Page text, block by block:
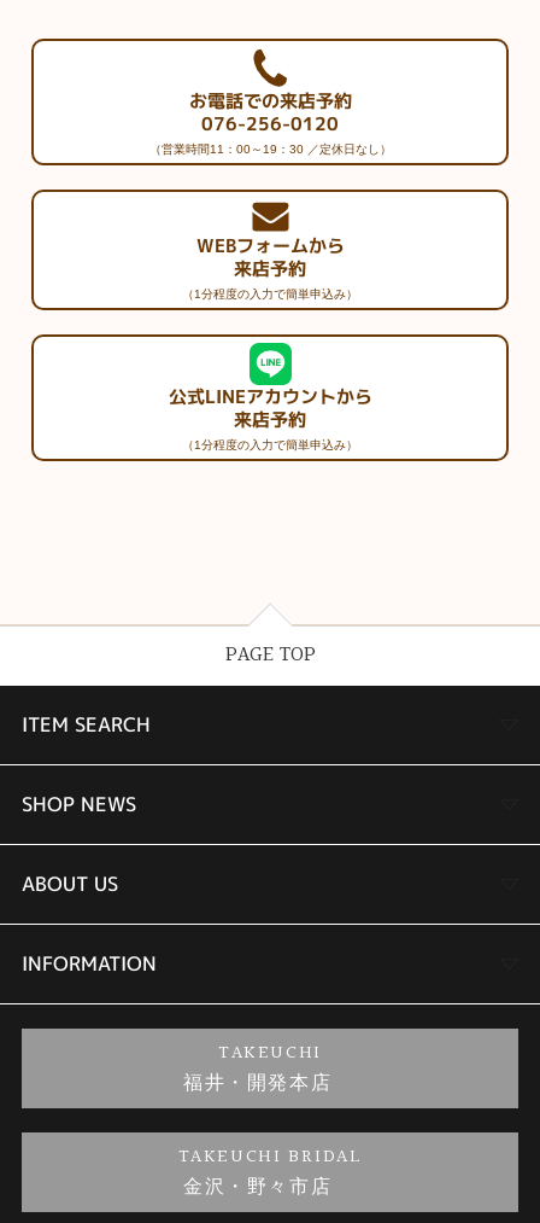
お電話での来店予約
076-256-0120
（営業時間11：00～19：30 ／定休日なし）
WEBフォームから
来店予約
（1分程度の入力で簡単申込み）
公式LINEアカウントから
来店予約
（1分程度の入力で簡単申込み）
PAGE TOP
ITEM SEARCH
婚約指輪
結婚指輪
セットリング
婚約ネックレス
金・プラチナのお取引
SHOP NEWS
TAKEUCHI BRIDAL金沢本店情報
商品一覧
ブランドリスト
金澤指輪工房｜手作りペアリング
金澤指輪工房｜手作り結婚指輪 and 婚約指輪
ABOUT US
会社概要
お客様の声
INFORMATION
プライバシーポリシー
TAKEUCHI
福井・開発本店
TAKEUCHI BRIDAL
金沢・野々市店